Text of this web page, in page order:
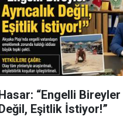
“Engelli Bireyler
Eşitlik İstiyor!”